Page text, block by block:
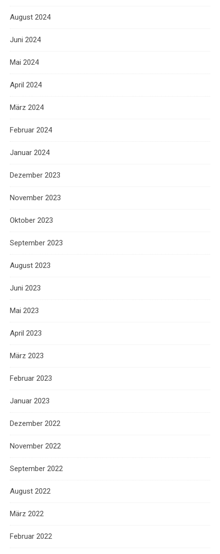
August 2024
Juni 2024
Mai 2024
April 2024
März 2024
Februar 2024
Januar 2024
Dezember 2023
November 2023
Oktober 2023
September 2023
August 2023
Juni 2023
Mai 2023
April 2023
März 2023
Februar 2023
Januar 2023
Dezember 2022
November 2022
September 2022
August 2022
März 2022
Februar 2022